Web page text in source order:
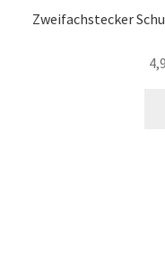
Zweifachstecker